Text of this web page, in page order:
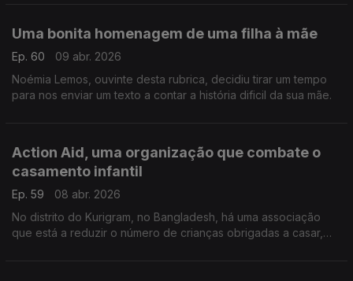
Uma bonita homenagem de uma filha à mãe
Ep. 60
09 abr. 2026
Noémia Lemos, ouvinte desta rubrica, decidiu tirar um tempo
para nos enviar um texto a contar a história dificil da sua mãe.
Action Aid, uma organização que combate o
casamento infantil
Ep. 59
08 abr. 2026
No distrito do Kurigram, no Bangladesh, há uma associação
que está a reduzir o número de crianças obrigadas a casar,